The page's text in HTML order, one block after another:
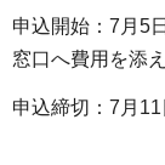
申込開始：7月5
窓口へ費用を添
申込締切：7月